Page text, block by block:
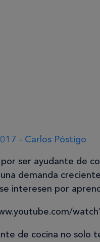
- Carlos Póstigo
ser ayudante de
demanda
interesen por
de cocina no solo